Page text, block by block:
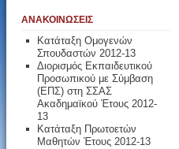
ΑΝΑΚΟΙΝΩΣΕΙΣ
Κατάταξη Ομογενών
Σπουδαστών 2012-13
Διορισμός Εκπαιδευτικού
Προσωπικού με Σύμβαση
(ΕΠΣ) στη ΣΣΑΣ
Ακαδημαϊκού Έτους 2012-
13
Κατάταξη Πρωτοετών
Μαθητών Έτους 2012-13